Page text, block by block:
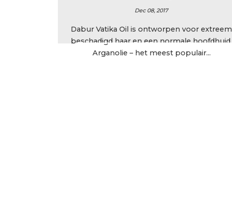
Dec 08, 2017
Dabur Vatika Oil is ontworpen voor extreem
beschadigd haar en een normale hoofdhuid.
Arganolie – het meest populair...